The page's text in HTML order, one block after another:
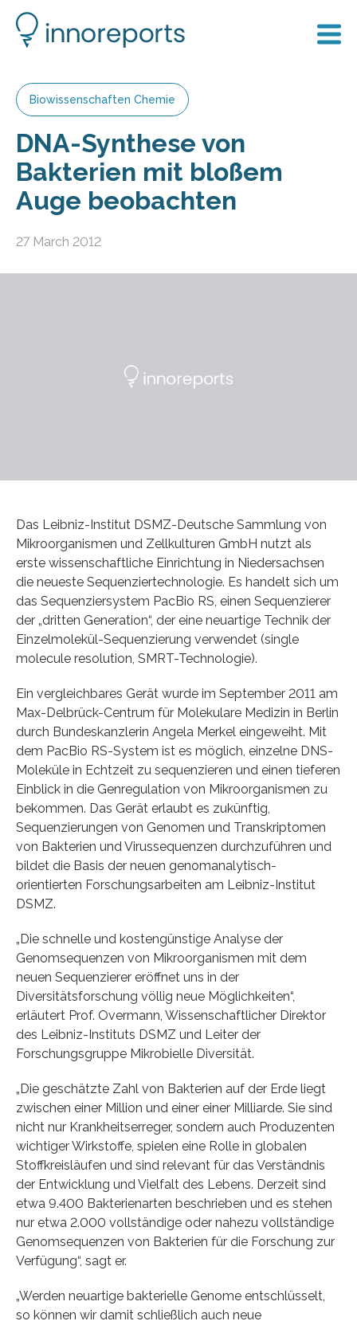
Biowissenschaften Chemie
DNA-Synthese von
Bakterien mit bloßem
Auge beobachten
27 March 2012
Das Leibniz-Institut DSMZ-Deutsche Sammlung von
Mikroorganismen und Zellkulturen GmbH nutzt als
erste wissenschaftliche Einrichtung in Niedersachsen
die neueste Sequenziertechnologie. Es handelt sich um
das Sequenziersystem PacBio RS, einen Sequenzierer
der „dritten Generation“, der eine neuartige Technik der
Einzelmolekül-Sequenzierung verwendet (single
molecule resolution, SMRT-Technologie).
Ein vergleichbares Gerät wurde im September 2011 am
Max-Delbrück-Centrum für Molekulare Medizin in Berlin
durch Bundeskanzlerin Angela Merkel eingeweiht. Mit
dem PacBio RS-System ist es möglich, einzelne DNS-
Moleküle in Echtzeit zu sequenzieren und einen tieferen
Einblick in die Genregulation von Mikroorganismen zu
bekommen. Das Gerät erlaubt es zukünftig,
Sequenzierungen von Genomen und Transkriptomen
von Bakterien und Virussequenzen durchzuführen und
bildet die Basis der neuen genomanalytisch-
orientierten Forschungsarbeiten am Leibniz-Institut
DSMZ.
„Die schnelle und kostengünstige Analyse der
Genomsequenzen von Mikroorganismen mit dem
neuen Sequenzierer eröffnet uns in der
Diversitätsforschung völlig neue Möglichkeiten“,
erläutert Prof. Overmann, Wissenschaftlicher Direktor
des Leibniz-Instituts DSMZ und Leiter der
Forschungsgruppe Mikrobielle Diversität.
„Die geschätzte Zahl von Bakterien auf der Erde liegt
zwischen einer Million und einer einer Milliarde. Sie sind
nicht nur Krankheitserreger, sondern auch Produzenten
wichtiger Wirkstoffe, spielen eine Rolle in globalen
Stoffkreisläufen und sind relevant für das Verständnis
der Entwicklung und Vielfalt des Lebens. Derzeit sind
etwa 9.400 Bakterienarten beschrieben und es stehen
nur etwa 2.000 vollständige oder nahezu vollständige
Genomsequenzen von Bakterien für die Forschung zur
Verfügung“, sagt er.
„Werden neuartige bakterielle Genome entschlüsselt,
so können wir damit schließlich auch neue